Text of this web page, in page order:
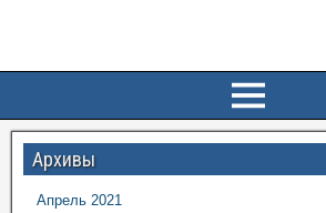
Архивы
Апрель 2021